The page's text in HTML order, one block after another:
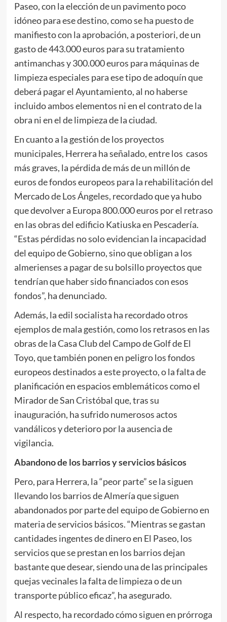
Paseo, con la elección de un pavimento poco
idóneo para ese destino, como se ha puesto de
manifiesto con la aprobación, a posteriori, de un
gasto de 443.000 euros para su tratamiento
antimanchas y 300.000 euros para máquinas de
limpieza especiales para ese tipo de adoquín que
deberá pagar el Ayuntamiento, al no haberse
incluido ambos elementos ni en el contrato de la
obra ni en el de limpieza de la ciudad.
En cuanto a la gestión de los proyectos
municipales, Herrera ha señalado, entre los casos
más graves, la pérdida de más de un millón de
euros de fondos europeos para la rehabilitación del
Mercado de Los Ángeles, recordado que ya hubo
que devolver a Europa 800.000 euros por el retraso
en las obras del edificio Katiuska en Pescadería.
“Estas pérdidas no solo evidencian la incapacidad
del equipo de Gobierno, sino que obligan a los
almerienses a pagar de su bolsillo proyectos que
tendrían que haber sido financiados con esos
fondos”, ha denunciado.
Además, la edil socialista ha recordado otros
ejemplos de mala gestión, como los retrasos en las
obras de la Casa Club del Campo de Golf de El
Toyo, que también ponen en peligro los fondos
europeos destinados a este proyecto, o la falta de
planificación en espacios emblemáticos como el
Mirador de San Cristóbal que, tras su
inauguración, ha sufrido numerosos actos
vandálicos y deterioro por la ausencia de
vigilancia.
Abandono de los barrios y servicios básicos
Pero, para Herrera, la “peor parte” se la siguen
llevando los barrios de Almería que siguen
abandonados por parte del equipo de Gobierno en
materia de servicios básicos. “Mientras se gastan
cantidades ingentes de dinero en El Paseo, los
servicios que se prestan en los barrios dejan
bastante que desear, siendo una de las principales
quejas vecinales la falta de limpieza o de un
transporte público eficaz”, ha asegurado.
Al respecto, ha recordado cómo siguen en prórroga